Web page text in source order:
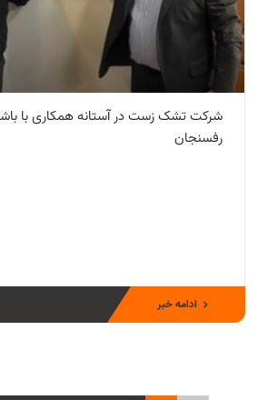
شرکت تشک زست در آستانه همکاری با
رفسنجان
ادامه خبر